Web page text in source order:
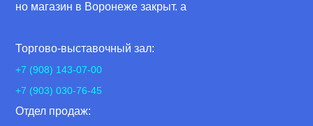
но магазин в Воронеже закрыт. а
Торгово-выставочный зал:
+7 (908) 143-07-00
+7 (903) 030-76-45
Отдел продаж: